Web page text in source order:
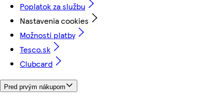
Poplatok za službu
Nastavenia cookies
Možnosti platby
Tesco.sk
Clubcard
Pred prvým nákupom